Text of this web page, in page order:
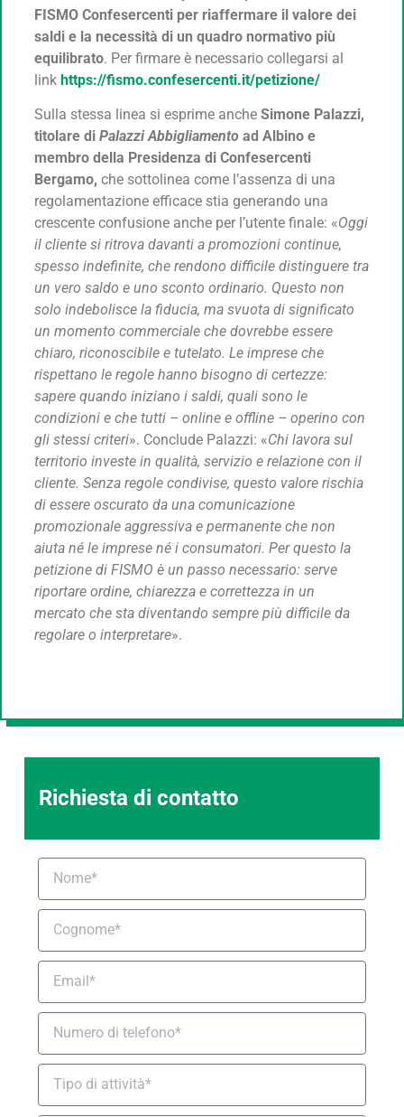
FISMO Confesercenti per riaffermare il valore dei
saldi e la necessità di un quadro normativo più
equilibrato. Per firmare è necessario collegarsi al
link https://fismo.confesercenti.it/petizione/
Sulla stessa linea si esprime anche Simone Palazzi,
titolare di Palazzi Abbigliamento ad Albino e
membro della Presidenza di Confesercenti
Bergamo, che sottolinea come l’assenza di una
regolamentazione efficace stia generando una
crescente confusione anche per l’utente finale: «Oggi
il cliente si ritrova davanti a promozioni continue,
spesso indefinite, che rendono difficile distinguere tra
un vero saldo e uno sconto ordinario. Questo non
solo indebolisce la fiducia, ma svuota di significato
un momento commerciale che dovrebbe essere
chiaro, riconoscibile e tutelato. Le imprese che
rispettano le regole hanno bisogno di certezze:
sapere quando iniziano i saldi, quali sono le
condizioni e che tutti – online e offline – operino con
gli stessi criteri». Conclude Palazzi: «Chi lavora sul
territorio investe in qualità, servizio e relazione con il
cliente. Senza regole condivise, questo valore rischia
di essere oscurato da una comunicazione
promozionale aggressiva e permanente che non
aiuta né le imprese né i consumatori. Per questo la
petizione di FISMO è un passo necessario: serve
riportare ordine, chiarezza e correttezza in un
mercato che sta diventando sempre più difficile da
regolare o interpretare».
Richiesta di contatto